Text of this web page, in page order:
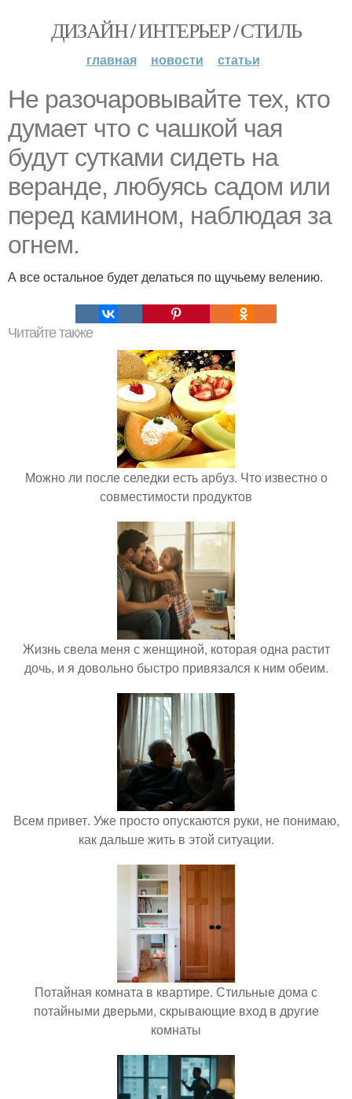
ДИЗАЙН / ИНТЕРЬЕР / СТИЛЬ
главная новости статьи
Не разочаровывайте тех, кто
думает что с чашкой чая
будут сутками сидеть на
веранде, любуясь садом или
перед камином, наблюдая за
огнем.
А все остальное будет делаться по щучьему велению.
Читайте также
Можно ли после селедки есть арбуз. Что известно о
совместимости продуктов
Жизнь свела меня с женщиной, которая одна растит
дочь, и я довольно быстро привязался к ним обеим.
Всем привет. Уже просто опускаются руки, не понимаю,
как дальше жить в этой ситуации.
Потайная комната в квартире. Стильные дома с
потайными дверьми, скрывающие вход в другие
комнаты